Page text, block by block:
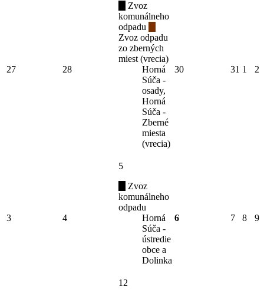
27 28
Zvoz
komunálneho
odpadu
Zvoz odpadu
zo zberných
miest (vrecia)
Horná
Súča -
osady,
Horná
Súča -
Zberné
miesta
(vrecia)
30 31 1 2
3 4
5
Zvoz
komunálneho
odpadu
Horná
Súča -
ústredie
obce a
Dolinka
6 7 8 9
12